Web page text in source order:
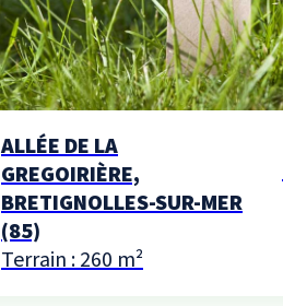
ALLÉE DE LA
GREGOIRIÈRE,
BRETIGNOLLES-SUR-MER
(85)
Terrain : 260 m²